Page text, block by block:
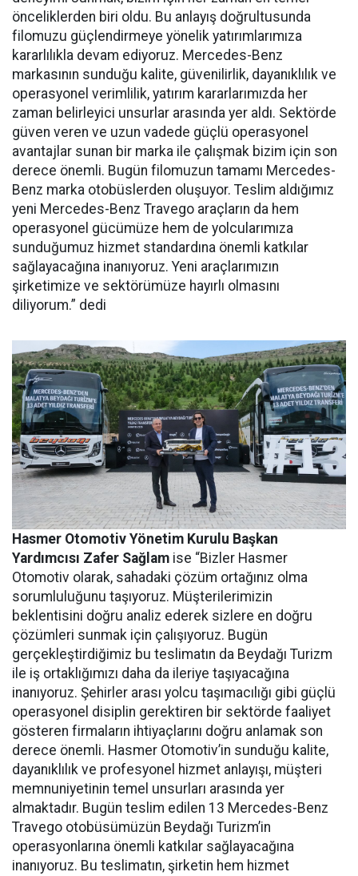
önceliklerden biri oldu. Bu anlayış doğrultusunda
filomuzu güçlendirmeye yönelik yatırımlarımıza
kararlılıkla devam ediyoruz. Mercedes-Benz
markasının sunduğu kalite, güvenilirlik, dayanıklılık ve
operasyonel verimlilik, yatırım kararlarımızda her
zaman belirleyici unsurlar arasında yer aldı. Sektörde
güven veren ve uzun vadede güçlü operasyonel
avantajlar sunan bir marka ile çalışmak bizim için son
derece önemli. Bugün filomuzun tamamı Mercedes-
Benz marka otobüslerden oluşuyor. Teslim aldığımız
yeni Mercedes-Benz Travego araçların da hem
operasyonel gücümüze hem de yolcularımıza
sunduğumuz hizmet standardına önemli katkılar
sağlayacağına inanıyoruz. Yeni araçlarımızın
şirketimize ve sektörümüze hayırlı olmasını
diliyorum.” dedi
Hasmer Otomotiv Yönetim Kurulu Başkan
Yardımcısı Zafer Sağlam ise “Bizler Hasmer
Otomotiv olarak, sahadaki çözüm ortağınız olma
sorumluluğunu taşıyoruz. Müşterilerimizin
beklentisini doğru analiz ederek sizlere en doğru
çözümleri sunmak için çalışıyoruz. Bugün
gerçekleştirdiğimiz bu teslimatın da Beydağı Turizm
ile iş ortaklığımızı daha da ileriye taşıyacağına
inanıyoruz. Şehirler arası yolcu taşımacılığı gibi güçlü
operasyonel disiplin gerektiren bir sektörde faaliyet
gösteren firmaların ihtiyaçlarını doğru anlamak son
derece önemli. Hasmer Otomotiv’in sunduğu kalite,
dayanıklılık ve profesyonel hizmet anlayışı, müşteri
memnuniyetinin temel unsurları arasında yer
almaktadır. Bugün teslim edilen 13 Mercedes-Benz
Travego otobüsümüzün Beydağı Turizm’in
operasyonlarına önemli katkılar sağlayacağına
inanıyoruz. Bu teslimatın, şirketin hem hizmet